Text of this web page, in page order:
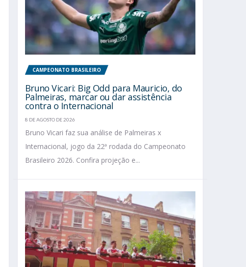
CAMPEONATO BRASILEIRO
Bruno Vicari: Big Odd para Mauricio, do
Palmeiras, marcar ou dar assistência
contra o Internacional
8 DE AGOSTO DE 2026
Bruno Vicari faz sua análise de Palmeiras x
Internacional, jogo da 22ª rodada do Campeonato
Brasileiro 2026. Confira projeção e...